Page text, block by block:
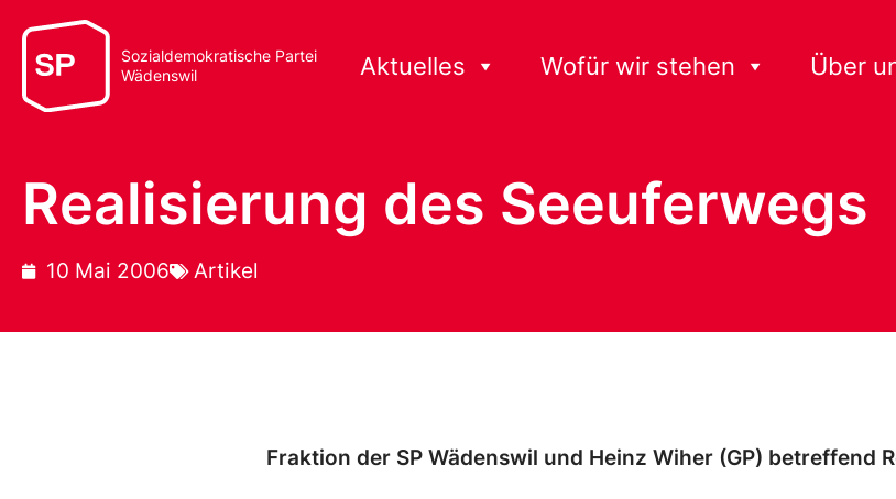
Sozialdemokratische Partei
Wädenswil
Aktuelles Wofür wir stehen Über
Realisierung des Seeuferwegs
10 Mai 2006 Artikel
Fraktion der SP Wädenswil und Heinz Wiher (GP) betreffend